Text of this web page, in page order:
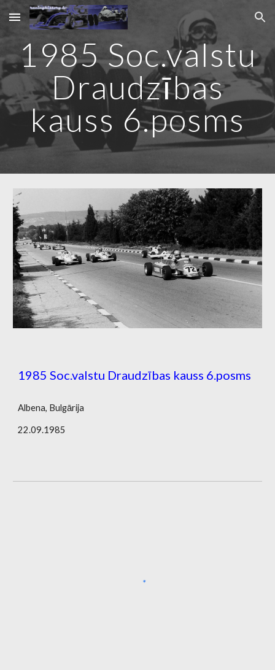
Skip to main content Skip to navigation
1985 Soc.valstu
Draudzības
kauss 6.posms
1985 Soc.valstu Draudzības kauss 6.posms
Albena, Bulgārija
22.09.1985